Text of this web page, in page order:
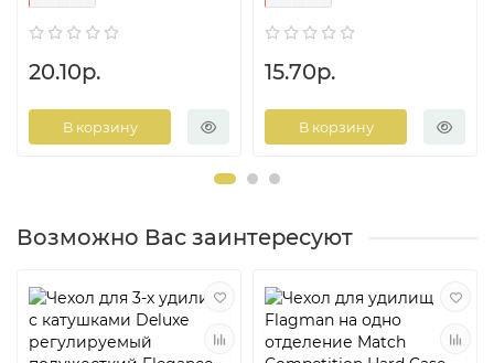
20.10р.
В корзину
15.70р.
В корзину
Возможно Вас заинтересуют